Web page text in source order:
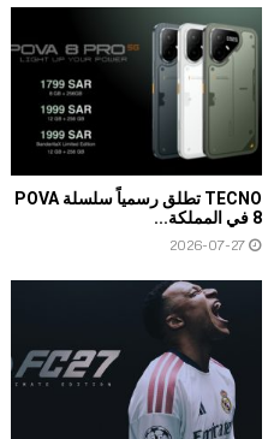
TECNO تطلق رسمياً سلسلة POVA
8 في المملكة...
2026-07-27